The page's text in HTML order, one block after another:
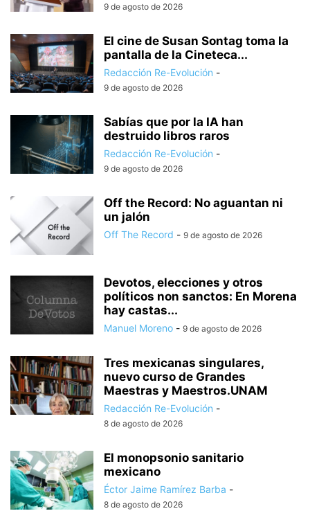
9 de agosto de 2026
El cine de Susan Sontag toma la
pantalla de la Cineteca...
Redacción Re-Evolución -
9 de agosto de 2026
Sabías que por la IA han
destruido libros raros
Redacción Re-Evolución -
9 de agosto de 2026
Off the Record: No aguantan ni
un jalón
Off The Record - 9 de agosto de 2026
Devotos, elecciones y otros
políticos non sanctos: En Morena
hay castas...
Manuel Moreno - 9 de agosto de 2026
Tres mexicanas singulares,
nuevo curso de Grandes
Maestras y Maestros.UNAM
Redacción Re-Evolución -
8 de agosto de 2026
El monopsonio sanitario
mexicano
Éctor Jaime Ramírez Barba -
8 de agosto de 2026